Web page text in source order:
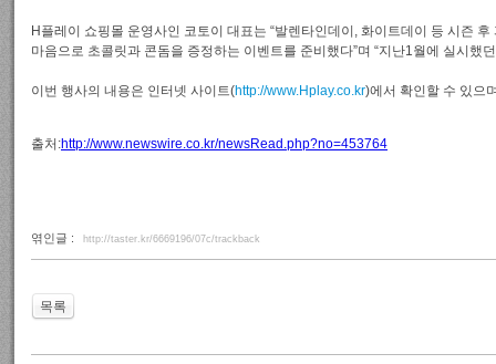
H플레이 쇼핑몰 운영사인 코토이 대표는 “발렌타인데이, 화이트데이 등 시즌
마음으로 초콜릿과 콘돔을 증정하는 이벤트를 준비했다”며 “지난1월에 실시
이번 행사의 내용은 인터넷 사이트(http://www.Hplay.co.kr)에서 확인할 수 있으
출처:http://www.newswire.co.kr/newsRead.php?no=453764
엮인글 : http://taster.kr/6669196/07c/trackback
목록